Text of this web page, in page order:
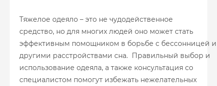
Тяжелое одеяло – это не чудодейственное
средство, но для многих людей оно может стать
эффективным помощником в борьбе с бессонницей и
другими расстройствами сна. Правильный выбор и
использование одеяла, а также консультация со
специалистом помогут избежать нежелательных